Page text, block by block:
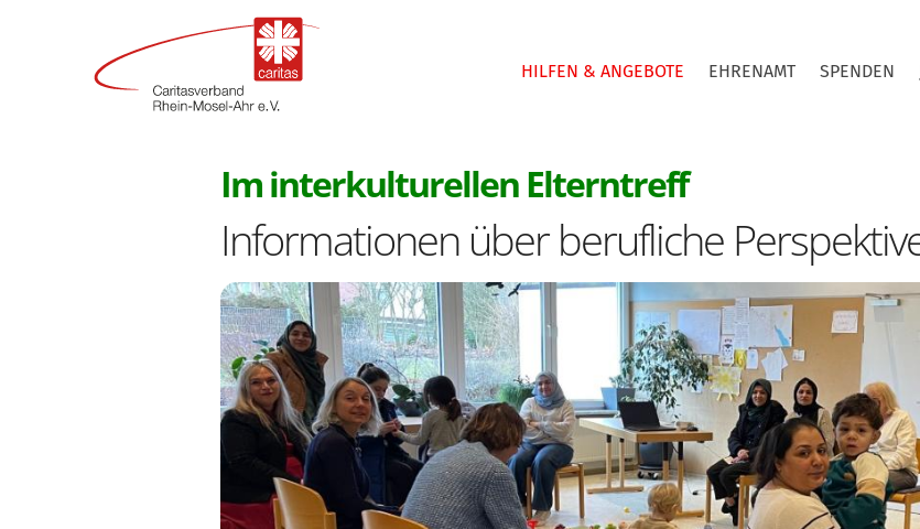
HILFEN & ANGEBOTE EHRENAMT SPENDEN
Im interkulturellen Elterntreff:
Informationen über berufliche